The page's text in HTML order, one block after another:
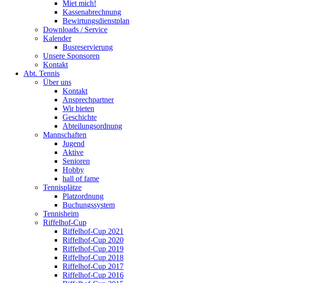
Miet mich!
Kassenabrechnung
Bewirtungsdienstplan
Downloads / Service
Kalender
Busreservierung
Unsere Sponsoren
Kontakt
Abt. Tennis
Über uns
Kontakt
Ansprechpartner
Wir bieten
Geschichte
Abteilungsordnung
Mannschaften
Jugend
Aktive
Senioren
Hobby
hall of fame
Tennisplätze
Platzordnung
Buchungssystem
Tennisheim
Riffelhof-Cup
Riffelhof-Cup 2021
Riffelhof-Cup 2020
Riffelhof-Cup 2019
Riffelhof-Cup 2018
Riffelhof-Cup 2017
Riffelhof-Cup 2016